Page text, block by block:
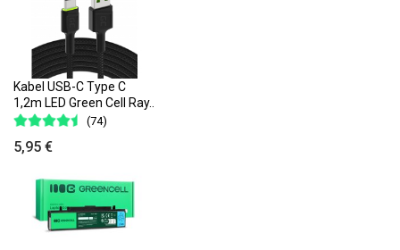
Kabel USB-C Type C
1,2m LED Green Cell Ray..
(74)
5,95 €